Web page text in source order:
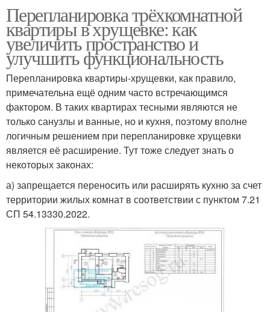
Перепланировка трёхкомнатной
квартиры в хрущевке: как
увеличить пространство и
улучшить функциональность
Перепланировка квартиры-хрущевки, как правило,
примечательна ещё одним часто встречающимся
фактором. В таких квартирах тесными являются не
только санузлы и ванные, но и кухня, поэтому вполне
логичным решением при перепланировке хрущевки
является её расширение. Тут тоже следует знать о
некоторых законах:
а) запрещается переносить или расширять кухню за счет
территории жилых комнат в соответствии с пунктом 7.21
СП 54.13330.2022.